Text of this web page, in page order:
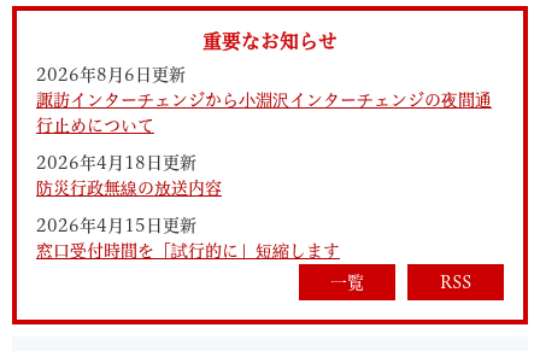
重要なお知らせ
2026年8月6日更新
諏訪インターチェンジから小淵沢インターチェンジの夜間通
行止めについて
2026年4月18日更新
防災行政無線の放送内容
2026年4月15日更新
窓口受付時間を「試行的に」短縮します
一覧
RSS